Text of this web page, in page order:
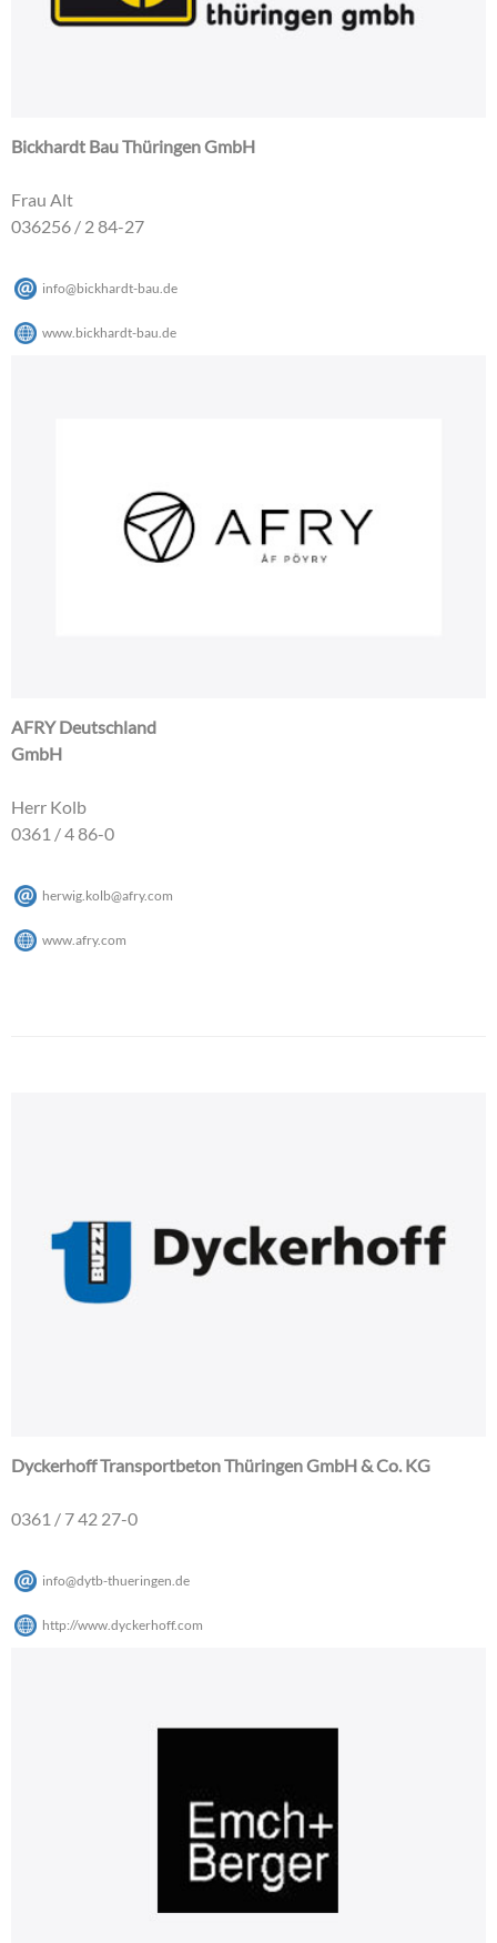
Bickhardt Bau Thüringen GmbH
Frau Alt
036256 / 2 84-27
info@bickhardt-bau.de
www.bickhardt-bau.de
AFRY Deutschland
GmbH
Herr Kolb
0361 / 4 86-0
herwig.kolb@afry.com
www.afry.com
Dyckerhoff Transportbeton Thüringen GmbH & Co. KG
0361 / 7 42 27-0
info@dytb-thueringen de
http://www.dyckerhoff.com